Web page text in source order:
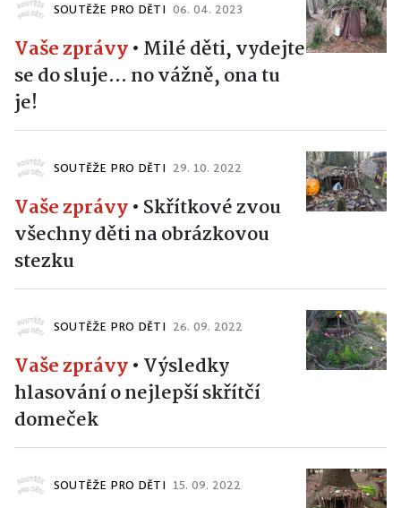
SOUTĚŽE PRO DĚTI 06. 04. 2023
Vaše zprávy• Milé děti, vydejte
se do sluje... no vážně, ona tu
je!
SOUTĚŽE PRO DĚTI 29. 10. 2022
Vaše zprávy• Skřítkové zvou
všechny děti na obrázkovou
stezku
SOUTĚŽE PRO DĚTI 26. 09. 2022
Vaše zprávy• Výsledky
hlasování o nejlepší skřítčí
domeček
SOUTĚŽE PRO DĚTI 15. 09. 2022